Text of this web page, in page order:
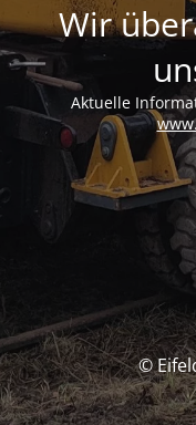
Wir
Aktuelle
©